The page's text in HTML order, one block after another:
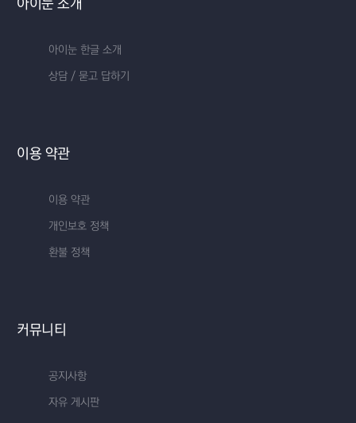
아이눈 소개
아이눈 한글 소개
상담 / 묻고 답하기
이용 약관
이용 약관
개인보호 정책
환불 정책
커뮤니티
공지사항
자유 게시판